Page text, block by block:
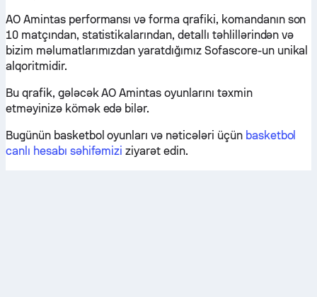
AO Amintas performansı və forma qrafiki, komandanın son
10 matçından, statistikalarından, detallı təhlillərindən və
bizim məlumatlarımızdan yaratdığımız Sofascore-un unikal
alqoritmidir.
Bu qrafik, gələcək AO Amintas oyunlarını təxmin
etməyinizə kömək edə bilər.
Bugünün basketbol oyunları və nəticələri üçün basketbol
canlı hesabı səhifəmizi ziyarət edin.